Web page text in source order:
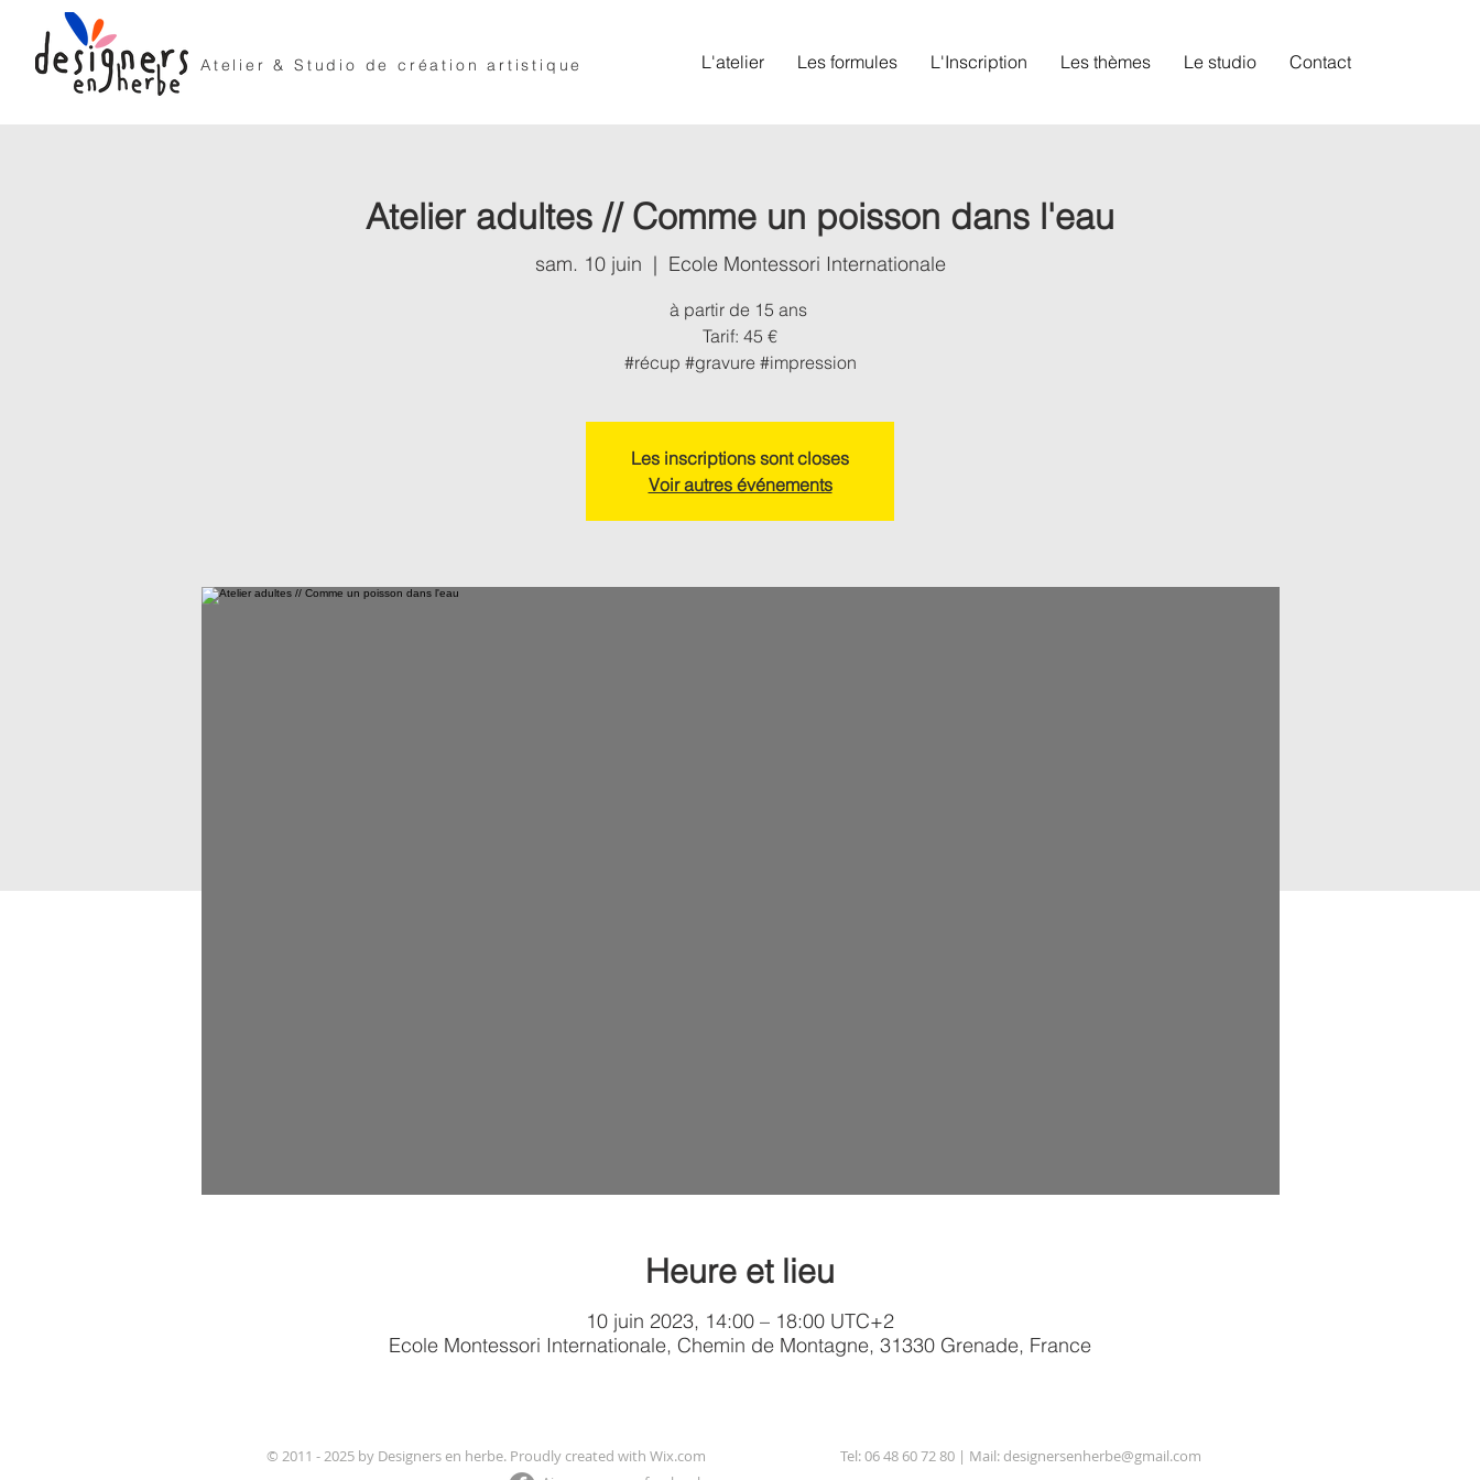
L'atelier Les formules L'Inscription Les thèmes Le studio Contact
Atelier & Studio de création artistique
Atelier adultes // Comme un poisson dans l'eau
sam. 10 juin
  |
Ecole Montessori Internationale
à partir de 15 ans
Tarif: 45 €
#récup #gravure #impression
Les inscriptions sont closes
Voir autres événements
Heure et lieu
10 juin 2023, 14:00 – 18:00 UTC+2
Ecole Montessori Internationale, Chemin de Montagne, 31330 Grenade, France
© 2011 - 2025 by Designers en herbe. Proudly created with Wix.com Tel: 06 48 60 72 80 | Mail: designersenherbe@gmail.com